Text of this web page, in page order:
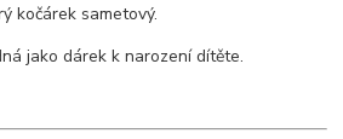
kočárek sametový.
jako dárek k narození dítěte.